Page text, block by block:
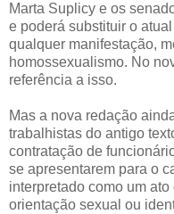
Marta Suplicy e os
e poderá substituir o
qualquer manifestação,
homossexualismo. No
referência a isso.
Mas a nova redação
trabalhistas do antigo
contratação de
se apresentarem para o
interpretado como um
orientação sexual ou